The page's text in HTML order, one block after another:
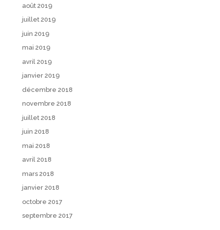
août 2019
juillet 2019
juin 2019
mai 2019
avril 2019
janvier 2019
décembre 2018
novembre 2018
juillet 2018
juin 2018
mai 2018
avril 2018
mars 2018
janvier 2018
octobre 2017
septembre 2017